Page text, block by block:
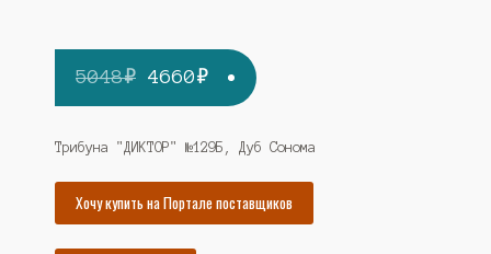
5048₽ Первоначальная
цена
составляла
5048₽.
4660₽Текущая
цена:
4660₽.
Трибуна "ДИКТОР" №129Б, Дуб Сонома
Хочу купить на Портале поставщиков